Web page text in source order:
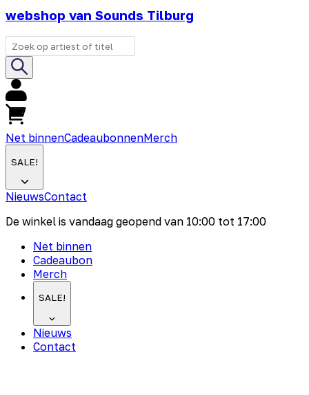
webshop van Sounds Tilburg
Net binnenCadeaubonnenMerch
SALE!
NieuwsContact
De winkel is vandaag geopend van 10:00 tot 17:00
Net binnen
Cadeaubon
Merch
SALE!
Nieuws
Contact